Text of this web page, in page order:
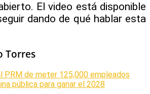
El video está disponible
dando de qué hablar esta
Torres
PRM de meter 125,000 empleados
pública para ganar el 2028